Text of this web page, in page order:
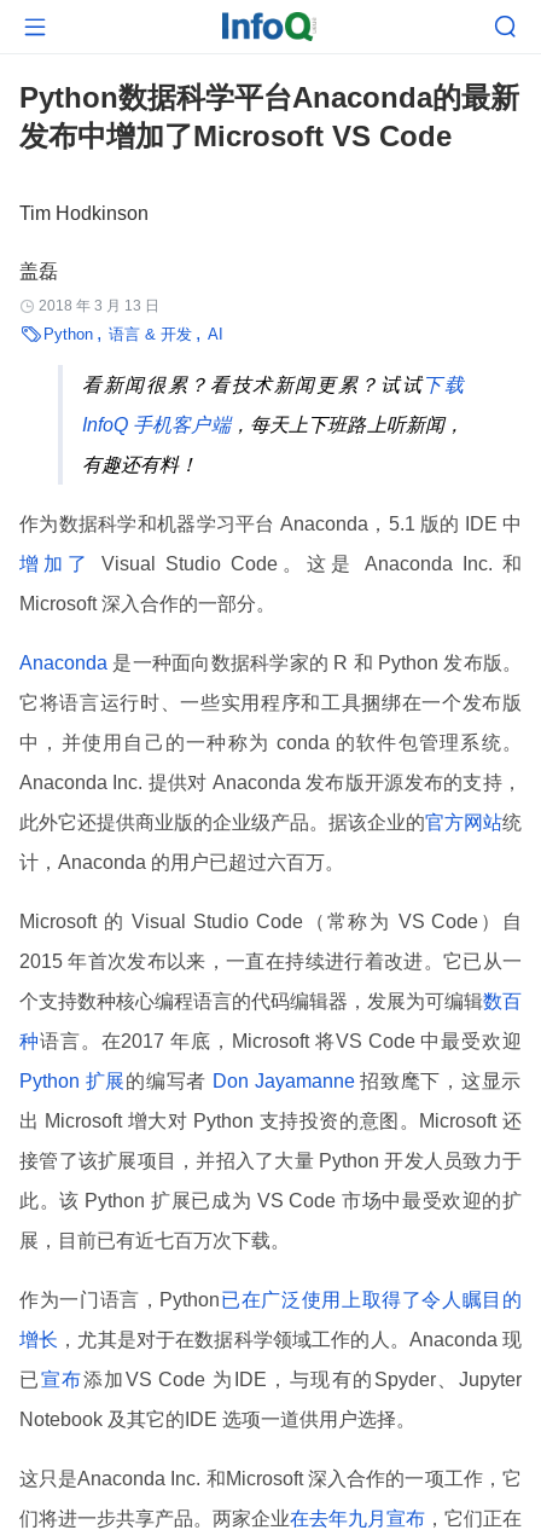
 
Python数据科学平台Anaconda的最新
发布中增加了Microsoft VS Code
Tim Hodkinson
盖磊
 2018 年 3 月 13 日
 Python 语言 & 开发 AI
看新闻很累？看技术新闻更累？试试下载
InfoQ 手机客户端，每天上下班路上听新闻，
有趣还有料！
作为数据科学和机器学习平台 Anaconda，5.1 版的 IDE 中
增加了
Visual Studio Code。这是 Anaconda Inc. 和
Microsoft 深入合作的一部分。
Anaconda 是一种面向数据科学家的 R 和 Python 发布版。
它将语言运行时、一些实用程序和工具捆绑在一个发布版
中，并使用自己的一种称为 conda 的软件包管理系统。
Anaconda Inc. 提供对 Anaconda 发布版开源发布的支持，
此外它还提供商业版的企业级产品。据该企业的官方网站统
计，Anaconda 的用户已超过六百万。
Microsoft 的 Visual Studio Code（常称为 VS Code）自
2015 年首次发布以来，一直在持续进行着改进。它已从一
个支持数种核心编程语言的代码编辑器，发展为可编辑数百
种语言。在2017 年底，Microsoft 将VS Code 中最受欢迎
Python 扩展的编写者 Don Jayamanne招致麾下，这显示
出 Microsoft 增大对 Python 支持投资的意图。Microsoft 还
接管了该扩展项目，并招入了大量 Python 开发人员致力于
此。该 Python 扩展已成为 VS Code 市场中最受欢迎的扩
展，目前已有近七百万次下载。
作为一门语言，Python已在广泛使用上取得了令人瞩目的
增长 ，尤其是对于在数据科学领域工作的人。Anaconda 现
已宣布添加VS Code 为IDE，与现有的Spyder、Jupyter
Notebook 及其它的IDE 选项一道供用户选择。
这只是Anaconda Inc. 和Microsoft 深入合作的一项工作，它
们将进一步共享产品。两家企业在去年九月宣布 ，它们正在